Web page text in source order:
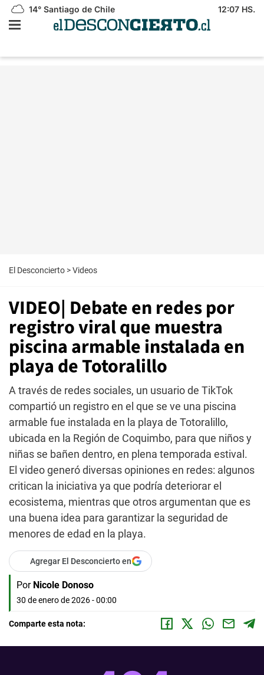
14° Santiago de Chile 12:07 HS.
El Desconcierto >Videos
VIDEO| Debate en redes por
registro viral que muestra
piscina armable instalada en
playa de Totoralillo
A través de redes sociales, un usuario de TikTok
compartió un registro en el que se ve una piscina
armable fue instalada en la playa de Totoralillo,
ubicada en la Región de Coquimbo, para que niños y
niñas se bañen dentro, en plena temporada estival.
El video generó diversas opiniones en redes: algunos
critican la iniciativa ya que podría deteriorar el
ecosistema, mientras que otros argumentan que es
una buena idea para garantizar la seguridad de
menores de edad en la playa.
Agregar El Desconcierto en
Por Nicole Donoso
30 de enero de 2026 - 00:00
Comparte esta nota: